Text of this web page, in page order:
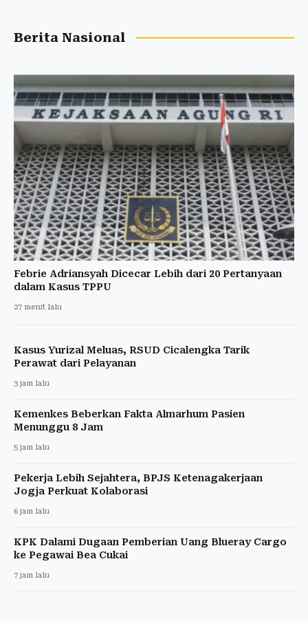
Berita Nasional
Febrie Adriansyah Dicecar Lebih dari 20 Pertanyaan
dalam Kasus TPPU
27 menit lalu
Kasus Yurizal Meluas, RSUD Cicalengka Tarik
Perawat dari Pelayanan
3 jam lalu
Kemenkes Beberkan Fakta Almarhum Pasien
Menunggu 8 Jam
5 jam lalu
Pekerja Lebih Sejahtera, BPJS Ketenagakerjaan
Jogja Perkuat Kolaborasi
6 jam lalu
KPK Dalami Dugaan Pemberian Uang Blueray Cargo
ke Pegawai Bea Cukai
7 jam lalu